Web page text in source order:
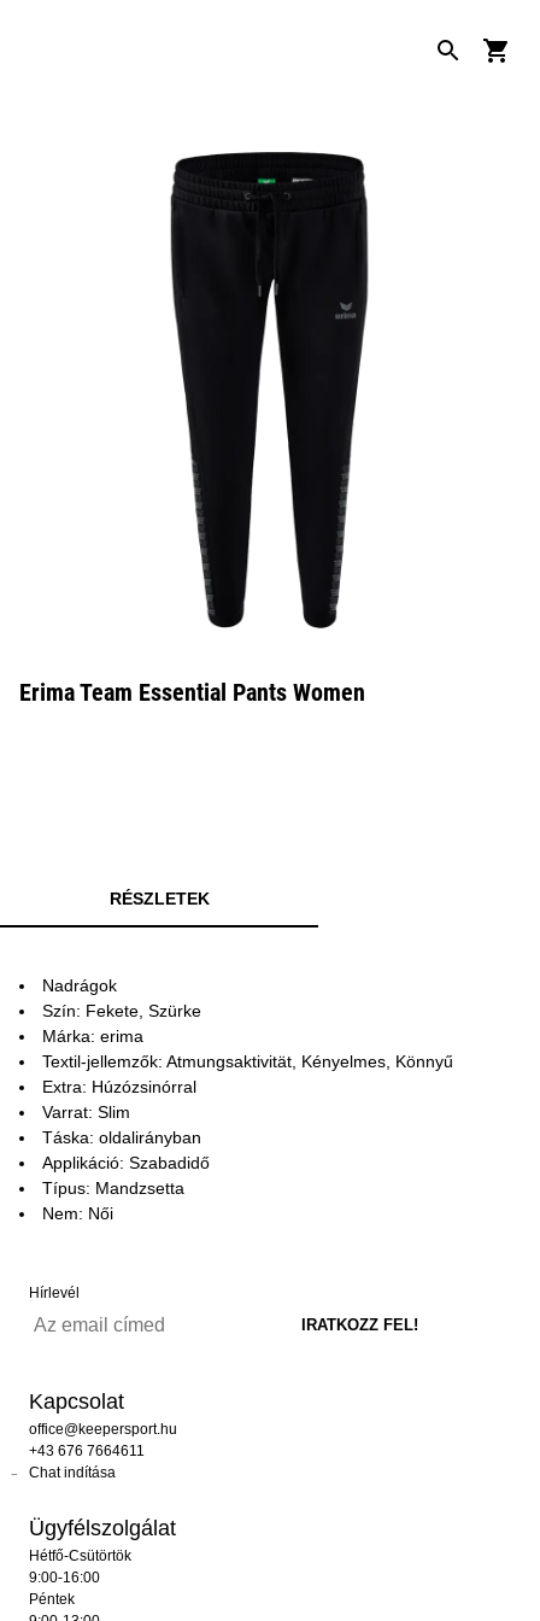
Erima Team Essential Pants Women
RÉSZLETEK
Nadrágok
Szín: Fekete, Szürke
Márka: erima
Textil-jellemzők: Atmungsaktivität, Kényelmes, Könnyű
Extra: Húzózsinórral
Varrat: Slim
Táska: oldalirányban
Applikáció: Szabadidő
Típus: Mandzsetta
Nem: Női
Hírlevél
Kapcsolat
office@keepersport.hu
+43 676 7664611
Chat indítása
Ügyfélszolgálat
Hétfő-Csütörtök
9:00-16:00
Péntek